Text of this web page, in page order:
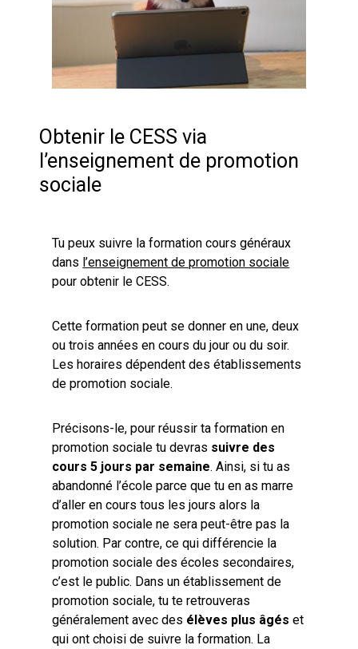
Obtenir le CESS via
l’enseignement de promotion
sociale
Tu peux suivre la formation cours généraux
dans l’enseignement de promotion sociale
pour obtenir le CESS.
Cette formation peut se donner en une, deux
ou trois années en cours du jour ou du soir.
Les horaires dépendent des établissements
de promotion sociale.
Précisons-le, pour réussir ta formation en
promotion sociale tu devras suivre des
cours 5 jours par semaine. Ainsi, si tu as
abandonné l’école parce que tu en as marre
d’aller en cours tous les jours alors la
promotion sociale ne sera peut-être pas la
solution. Par contre, ce qui différencie la
promotion sociale des écoles secondaires,
c’est le public. Dans un établissement de
promotion sociale, tu te retrouveras
généralement avec des élèves plus âgés et
qui ont choisi de suivre la formation. La